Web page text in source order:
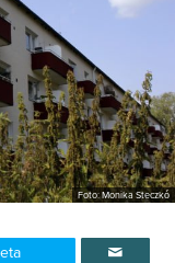
Foto: Monika Steczkó